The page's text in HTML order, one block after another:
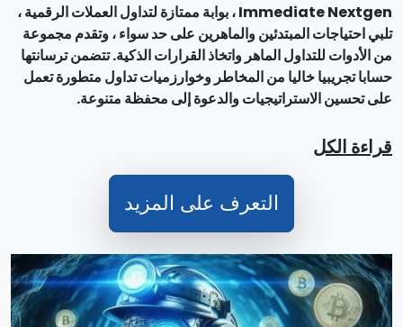
Immediate Nextgen ، بوابة ممتازة لتداول العملات الرقمية ،
تلبي احتياجات المبتدئين والماهرين على حد سواء ، وتقدم مجموعة
من الأدوات للتداول الماهر واتخاذ القرارات الذكية. تتضمن ترسانتها
حسابا تجريبيا خاليا من المخاطر وخوارزميات تداول متطورة تعمل
على تحسين الاستراتيجيات والدعوة إلى محفظة متنوعة.
قراءة الكل
التعرف على المزيد